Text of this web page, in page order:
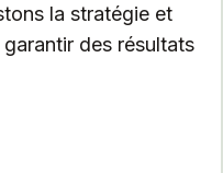
la stratégie et
des résultats